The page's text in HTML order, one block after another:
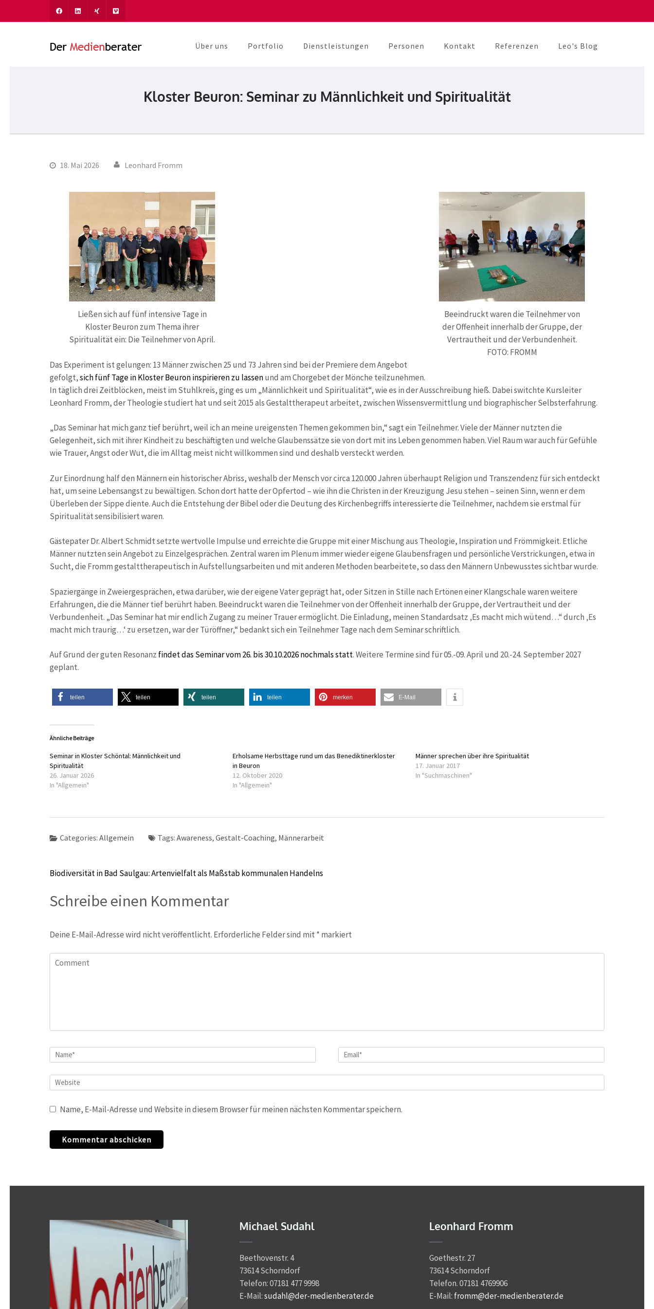
Über uns Portfolio Dienstleistungen Personen Kontakt Referenzen Leo's Blog
Kloster Beuron: Seminar zu Männlichkeit und Spiritualität
18. Mai 2026 Leonhard Fromm
Beeindruckt waren die Teilnehmer von
der Offenheit innerhalb der Gruppe, der
Vertrautheit und der Verbundenheit.
FOTO: FROMM
Ließen sich auf fünf intensive Tage in
Kloster Beuron zum Thema ihrer
Spiritualität ein: Die Teilnehmer von April.
Das Experiment ist gelungen: 13 Männer zwischen 25 und 73 Jahren sind bei der Premiere dem Angebot
gefolgt,sich fünf Tage in Kloster Beuron inspirieren zu lassenund am Chorgebet der Mönche teilzunehmen.
In täglich drei Zeitblöcken, meist im Stuhlkreis, ging es um „Männlichkeit und Spiritualität“, wie es in der Ausschreibung hieß. Dabei switchte Kursleiter
Leonhard Fromm, der Theologie studiert hat und seit 2015 als Gestalttherapeut arbeitet, zwischen Wissensvermittlung und biographischer Selbsterfahrung.
„Das Seminar hat mich ganz tief berührt, weil ich an meine ureigensten Themen gekommen bin,“ sagt ein Teilnehmer. Viele der Männer nutzten die
Gelegenheit, sich mit ihrer Kindheit zu beschäftigten und welche Glaubenssätze sie von dort mit ins Leben genommen haben. Viel Raum war auch für Gefühle
wie Trauer, Angst oder Wut, die im Alltag meist nicht willkommen sind und deshalb versteckt werden.
Zur Einordnung half den Männern ein historischer Abriss, weshalb der Mensch vor circa 120.000 Jahren überhaupt Religion und Transzendenz für sich entdeckt
hat, um seine Lebensangst zu bewältigen. Schon dort hatte der Opfertod – wie ihn die Christen in der Kreuzigung Jesu stehen – seinen Sinn, wenn er dem
Überleben der Sippe diente. Auch die Entstehung der Bibel oder die Deutung des Kirchenbegriffs interessierte die Teilnehmer, nachdem sie erstmal für
Spiritualität sensibilisiert waren.
Gästepater Dr. Albert Schmidt setzte wertvolle Impulse und erreichte die Gruppe mit einer Mischung aus Theologie, Inspiration und Frömmigkeit. Etliche
Männer nutzten sein Angebot zu Einzelgesprächen. Zentral waren im Plenum immer wieder eigene Glaubensfragen und persönliche Verstrickungen, etwa in
Sucht, die Fromm gestalttherapeutisch in Aufstellungsarbeiten und mit anderen Methoden bearbeitete, so dass den Männern Unbewusstes sichtbar wurde.
Spaziergänge in Zweiergesprächen, etwa darüber, wie der eigene Vater geprägt hat, oder Sitzen in Stille nach Ertönen einer Klangschale waren weitere
Erfahrungen, die die Männer tief berührt haben. Beeindruckt waren die Teilnehmer von der Offenheit innerhalb der Gruppe, der Vertrautheit und der
Verbundenheit. „Das Seminar hat mir endlich Zugang zu meiner Trauer ermöglicht. Die Einladung, meinen Standardsatz ‚Es macht mich wütend…“ durch ‚Es
macht mich traurig…‘ zu ersetzen, war der Türöffner,“ bedankt sich ein Teilnehmer Tage nach dem Seminar schriftlich.
Auf Grund der guten Resonanz findet das Seminar vom 26. bis 30.10.2026 nochmals statt. Weitere Termine sind für 05.-09. April und 20.-24. September 2027
geplant.
teilen teilen teilen teilen merken E-Mail
Ähnliche Beiträge
Seminar in Kloster Schöntal: Männlichkeit und
Spiritualität
26. Januar 2026
In "Allgemein"
Erholsame Herbsttage rund um das Benediktinerkloster
in Beuron
12. Oktober 2020
In "Allgemein"
Männer sprechen über ihre Spiritualität
17. Januar 2017
In "Suchmaschinen"
Categories: Allgemein Tags: Awareness, Gestalt-Coaching, Männerarbeit
Beitragsnavigation
Biodiversität in Bad Saulgau: Artenvielfalt als Maßstab kommunalen Handelns
Schreibe einen Kommentar
Deine E-Mail-Adresse wird nicht veröffentlicht. Erforderliche Felder sind mit * markiert
Comment
Name* Email*
Website
Name, E-Mail-Adresse und Website in diesem Browser für meinen nächsten Kommentar speichern.
Michael Sudahl
Beethovenstr. 4
73614 Schorndorf
Telefon: 07181 477 9998
E-Mail:sudahl@der-medienberater.de
Leonhard Fromm
Goethestr. 27
73614 Schorndorf
Telefon. 07181 4769906
E-Mail: fromm@der-medienberater.de